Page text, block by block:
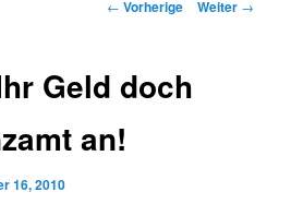
← Vorherige Weiter →
Geld doch
an!
16, 2010